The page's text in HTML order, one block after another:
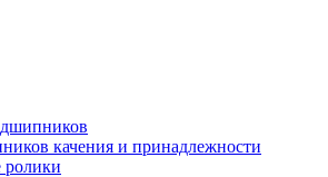
качения и принадлежности